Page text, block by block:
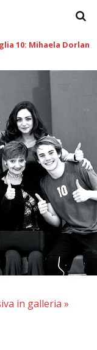
10: Mihaela Dorlan
in galleria »